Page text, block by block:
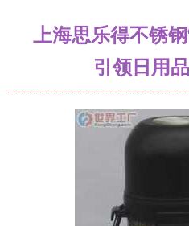
上海思乐得不锈
引领日用